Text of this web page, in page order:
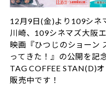
12月9日(金)より109シネ
川崎、109シネマズ大阪
映画『ひつじのショーン
ってきた！』の公開を記
TAG COFFEE STAN(D)
販売中です！